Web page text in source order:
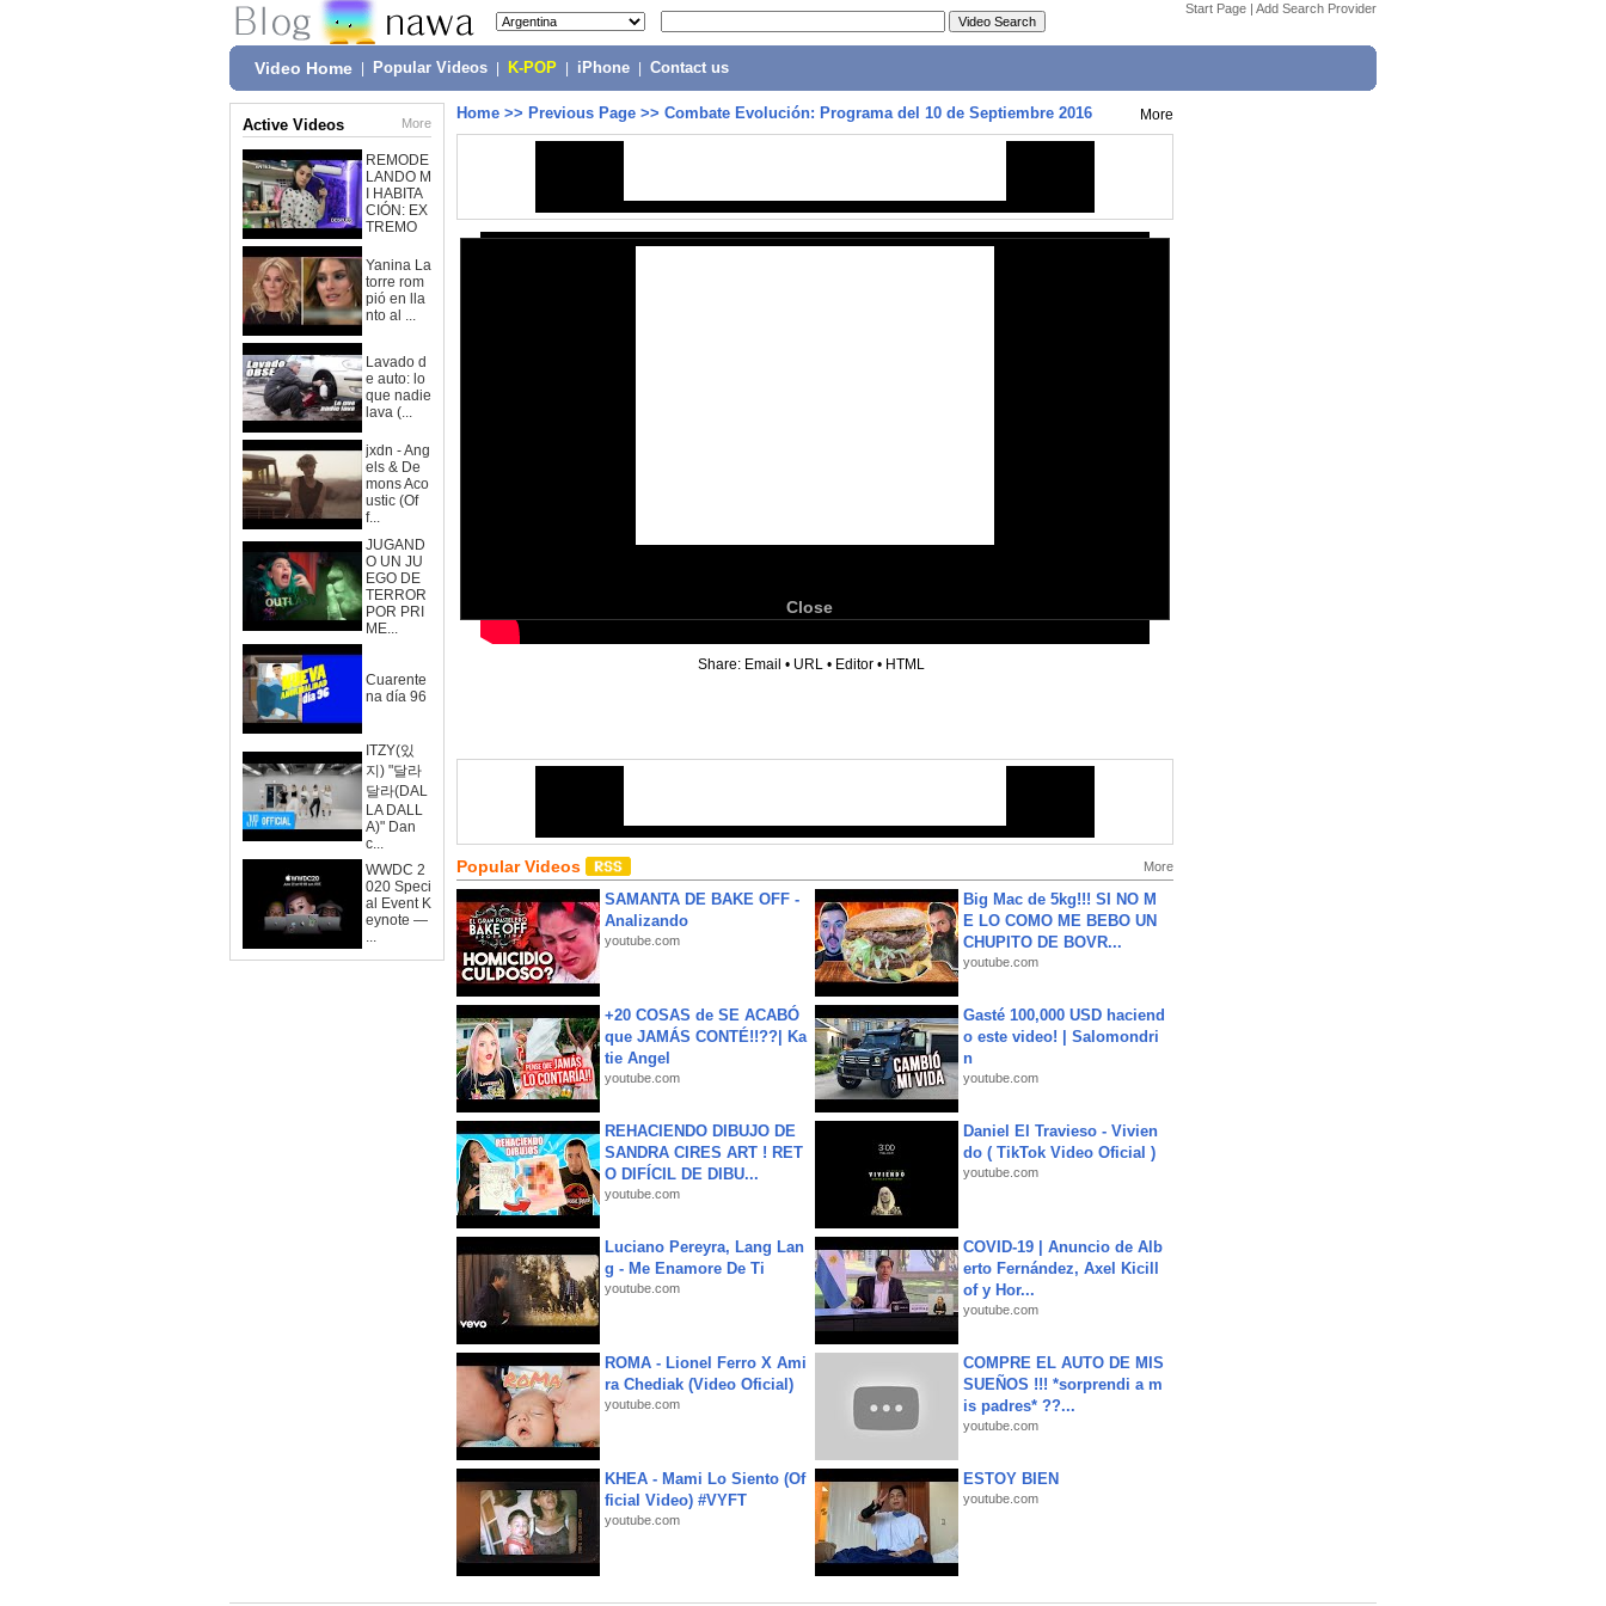
Start Page | Add Search Provider
Video Home Popular Videos K-POP iPhone Contact us
Active Videos More
REMODE
LANDO M
I HABITA
CIÓN: EX
TREMO
Yanina La
torre rom
pió en lla
nto al ...
Lavado d
e auto: lo
que nadie
lava (...
jxdn - Ang
els & De
mons Aco
ustic (Of
f...
JUGAND
O UN JU
EGO DE
TERROR
POR PRI
ME...
Cuarente
na día 96
ITZY(있
지) "달라
달라(DAL
LA DALL
A)" Dan
c...
WWDC 2
020 Speci
al Event K
eynote —
...
Home >> Previous Page >> Combate Evolución: Programa del 10 de Septiembre 2016 More
Close
Share: Email • URL • Editor • HTML
Popular Videos More
SAMANTA DE BAKE OFF -
Analizando
youtube.com
Big Mac de 5kg!!! SI NO M
E LO COMO ME BEBO UN
CHUPITO DE BOVR...
youtube.com
+20 COSAS de SE ACABÓ
que JAMÁS CONTÉ!!??| Ka
tie Angel
youtube.com
Gasté 100,000 USD haciend
o este video! | Salomondri
n
youtube.com
REHACIENDO DIBUJO DE
SANDRA CIRES ART ! RET
O DIFÍCIL DE DIBU...
youtube.com
Daniel El Travieso - Vivien
do ( TikTok Video Oficial )
youtube.com
Luciano Pereyra, Lang Lan
g - Me Enamore De Ti
youtube.com
COVID-19 | Anuncio de Alb
erto Fernández, Axel Kicill
of y Hor...
youtube.com
ROMA - Lionel Ferro X Ami
ra Chediak (Video Oficial)
youtube.com
COMPRE EL AUTO DE MIS
SUEÑOS !!! *sorprendi a m
is padres* ??...
youtube.com
KHEA - Mami Lo Siento (Of
ficial Video) #VYFT
youtube.com
ESTOY BIEN
youtube.com